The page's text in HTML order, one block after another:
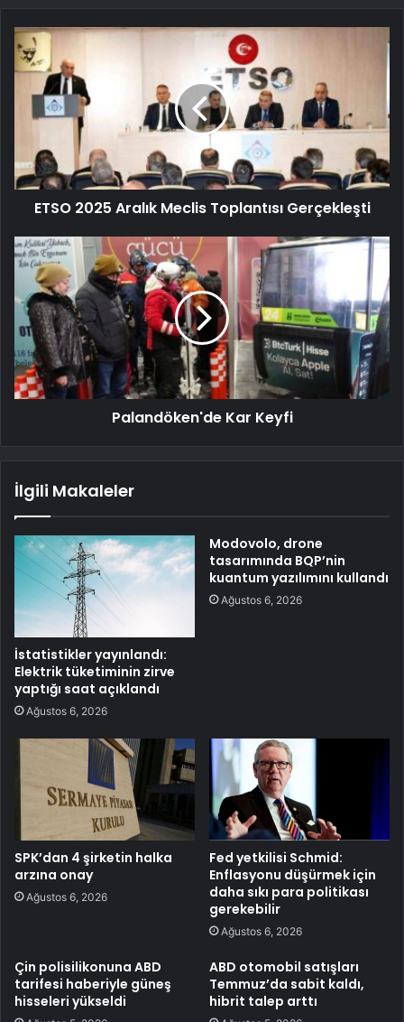
ETSO 2025 Aralık Meclis Toplantısı Gerçekleşti
Palandöken'de Kar Keyfi
İlgili Makaleler
İstatistikler yayınlandı:
Elektrik tüketiminin zirve
yaptığı saat açıklandı
Ağustos 6, 2026
Modovolo, drone
tasarımında BQP’nin
kuantum yazılımını kullandı
Ağustos 6, 2026
SPK’dan 4 şirketin halka
arzına onay
Ağustos 6, 2026
Fed yetkilisi Schmid:
Enflasyonu düşürmek için
daha sıkı para politikası
gerekebilir
Ağustos 6, 2026
Çin polisilikonuna ABD
tarifesi haberiyle güneş
hisseleri yükseldi
ABD otomobil satışları
Temmuz’da sabit kaldı,
hibrit talep arttı